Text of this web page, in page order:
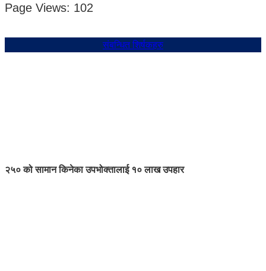
Page Views: 102
संबन्धित शिर्षकहरु
२५० को सामान किनेका उपभोक्तालाई १० लाख उपहार